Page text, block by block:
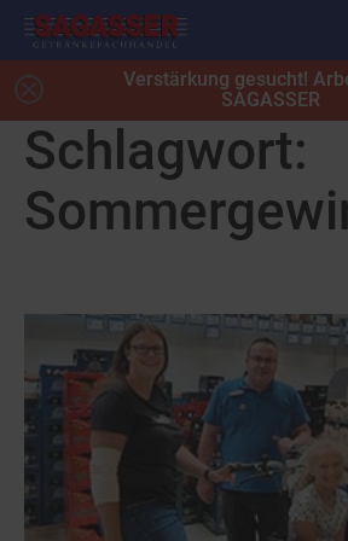
Verstärkung gesucht!
SAGASSER
Schlagwort: